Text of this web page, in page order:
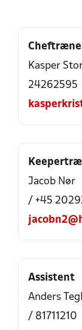
Kasper
24262595
Jacob Nør
/ +45
Assistent
Anders
/ 81711210